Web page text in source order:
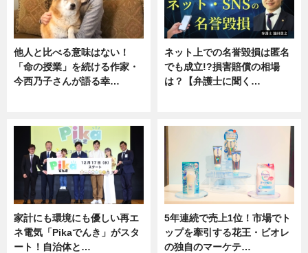
他人と比べる意味はない！
「命の授業」を続ける作家・
今西乃子さんが語る幸…
ネット上での名誉毀損は匿名
でも成立!?損害賠償の相場
は？【弁護士に聞く…
家計にも環境にも優しい再エ
ネ電気「Pikaでんき」がスタ
ート！自治体と…
5年連続で売上1位！市場でト
ップを牽引する花王・ビオレ
の独自のマーケテ…